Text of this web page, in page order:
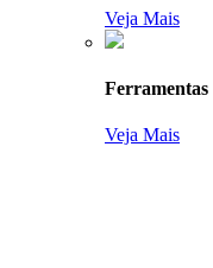
Veja Mais
Ferramentas
Veja Mais